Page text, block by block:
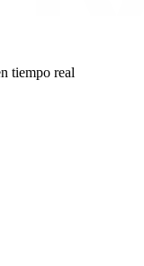
tiempo real